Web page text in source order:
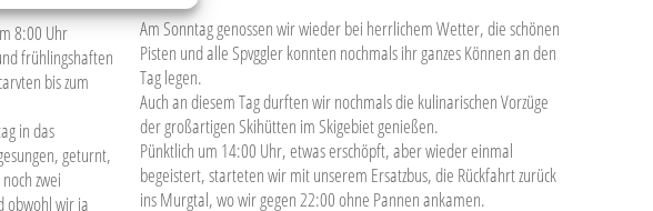
8:00 Uhr
frühlingshaften
bis zum
in das
geturnt,
zwei
obwohl wir ja
Am Sonntag genossen wir wieder bei herrlichem Wetter, die schönen
Pisten und alle Spvggler konnten nochmals ihr ganzes Können an den
Tag legen.
Auch an diesem Tag durften wir nochmals die kulinarischen Vorzüge
der großartigen Skihütten im Skigebiet genießen.
Pünktlich um 14:00 Uhr, etwas erschöpft, aber wieder einmal
begeistert, starteten wir mit unserem Ersatzbus, die Rückfahrt zurück
ins Murgtal, wo wir gegen 22:00 ohne Pannen ankamen.